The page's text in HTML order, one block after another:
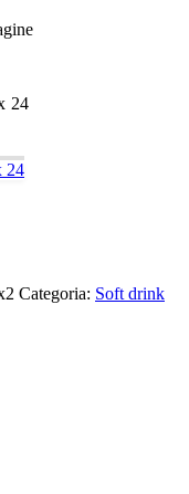
24
24
Categoria: Soft drink